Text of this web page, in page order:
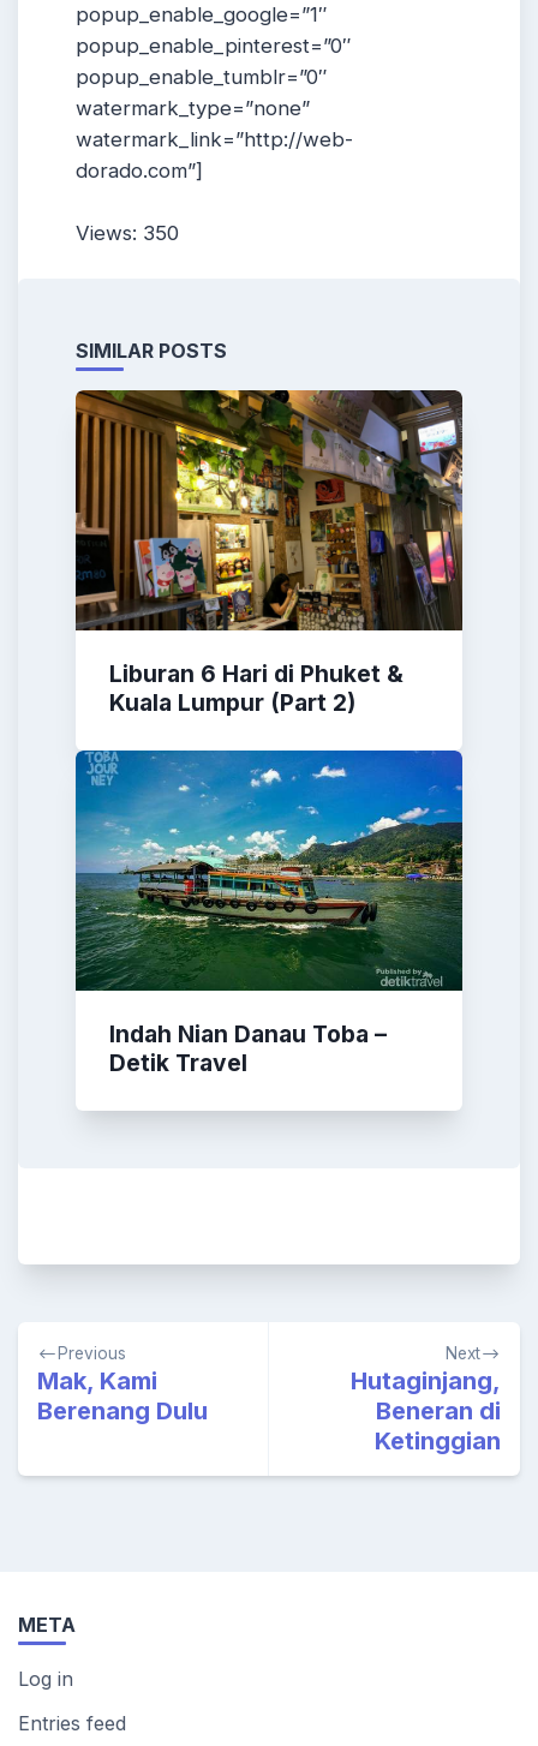
popup_enable_google=”1″
popup_enable_pinterest=”0″
popup_enable_tumblr=”0″
watermark_type=”none”
watermark_link=”http://web-
dorado.com”]
Views: 350
SIMILAR POSTS
Liburan 6 Hari di Phuket &
Kuala Lumpur (Part 2)
Indah Nian Danau Toba –
Detik Travel
Post
navigation
Previous
Mak, Kami
Berenang Dulu
Next
Hutaginjang,
Beneran di
Ketinggian
META
Log in
Entries feed